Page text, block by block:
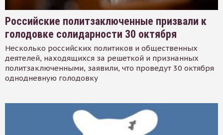
Российские политзаключенные призвали к
голодовке солидарности 30 октября
Несколько российских политиков и общественных
деятелей, находящихся за решеткой и признанных
политзаключенными, заявили, что проведут 30 октября
однодневную голодовку